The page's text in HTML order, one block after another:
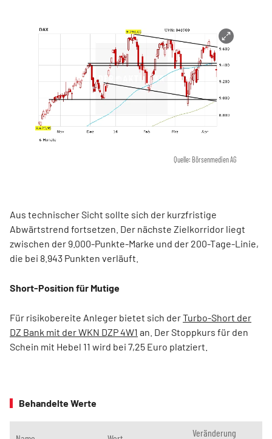
Quelle: Börsenmedien AG
Aus technischer Sicht sollte sich der kurzfristige
Abwärtstrend fortsetzen. Der nächste Zielkorridor liegt
zwischen der 9.000-Punk­te-Marke und der 200-Tage-Linie,
die bei 8.943 Punkten verläuft.
Short-Position für Mutige
Für risikobereite Anleger bietet sich derTurbo-Short der
DZ Bank mit der WKN DZP 4W1 an. Der Stoppkurs für den
Schein mit Hebel 11 wird bei 7,25 Euro platziert.
Behandelte Werte
Veränderung